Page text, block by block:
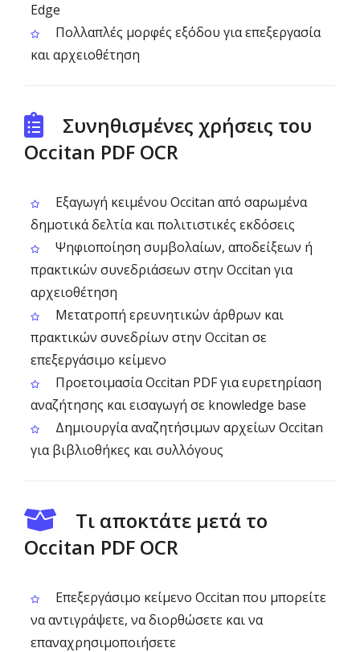
Edge
Πολλαπλές μορφές εξόδου για επεξεργασία
και αρχειοθέτηση
Συνηθισμένες χρήσεις του
Occitan PDF OCR
Εξαγωγή κειμένου Occitan από σαρωμένα
δημοτικά δελτία και πολιτιστικές εκδόσεις
Ψηφιοποίηση συμβολαίων, αποδείξεων ή
πρακτικών συνεδριάσεων στην Occitan για
αρχειοθέτηση
Μετατροπή ερευνητικών άρθρων και
πρακτικών συνεδρίων στην Occitan σε
επεξεργάσιμο κείμενο
Προετοιμασία Occitan PDF για ευρετηρίαση
αναζήτησης και εισαγωγή σε knowledge base
Δημιουργία αναζητήσιμων αρχείων Occitan
για βιβλιοθήκες και συλλόγους
Τι αποκτάτε μετά το
Occitan PDF OCR
Επεξεργάσιμο κείμενο Occitan που μπορείτε
να αντιγράψετε, να διορθώσετε και να
επαναχρησιμοποιήσετε